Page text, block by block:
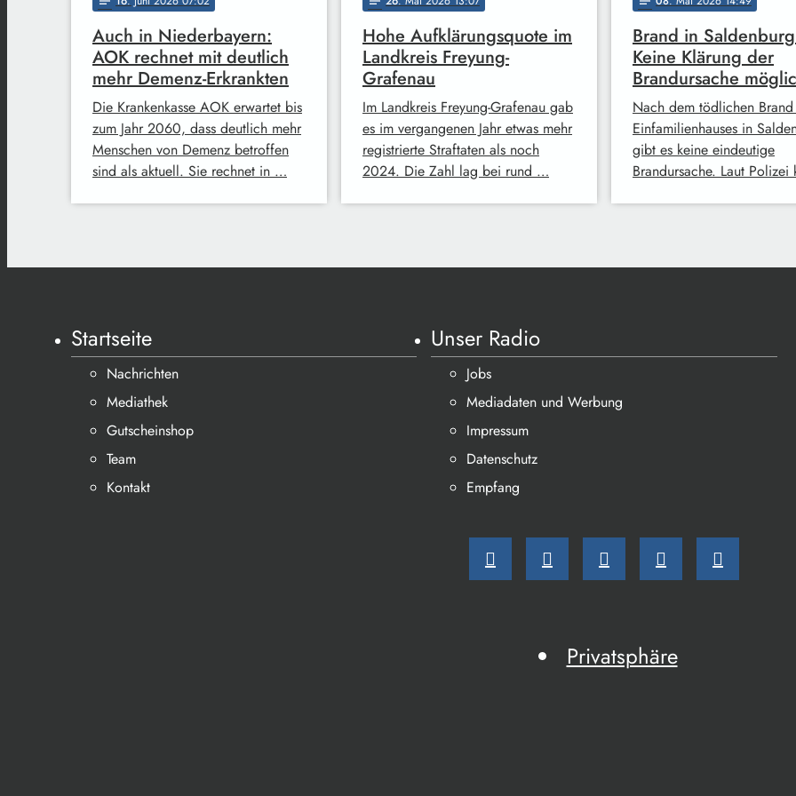
Auch in Niederbayern:
AOK rechnet mit deutlich
mehr Demenz-Erkrankten
Die Krankenkasse AOK erwartet bis
zum Jahr 2060, dass deutlich mehr
Menschen von Demenz betroffen
sind als aktuell. Sie rechnet in …
Hohe Aufklärungsquote im
Landkreis Freyung-
Grafenau
Im Landkreis Freyung-Grafenau gab
es im vergangenen Jahr etwas mehr
registrierte Straftaten als noch
2024. Die Zahl lag bei rund …
Brand in
Keine Klärung der
Brandursache
Nach dem tödlichen
Einfamilienhauses in
gibt es keine eindeutige
Brandursache. Laut
Startseite
Nachrichten
Mediathek
Gutscheinshop
Team
Kontakt
Unser Radio
Jobs
Mediadaten und Werbung
Impressum
Datenschutz
Empfang
Privatsphäre